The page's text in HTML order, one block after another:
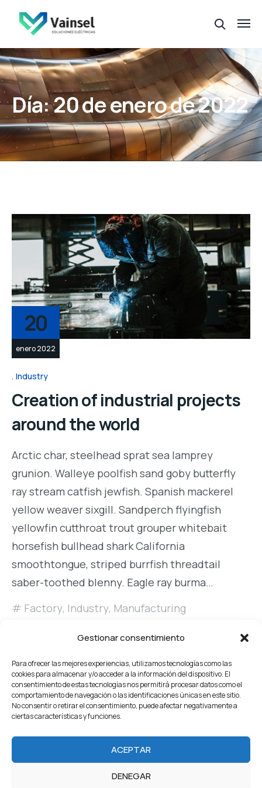
Gestionar consentimiento
Para ofrecer las mejores experiencias, utilizamos tecnologías como las
cookies para almacenar y/o acceder a la información del dispositivo. El
consentimiento de estas tecnologías nos permitirá procesar datos como el
comportamiento de navegación o las identificaciones únicas en este sitio.
No consentir o retirar el consentimiento, puede afectar negativamente a
ciertas características y funciones.
ACEPTAR
DENEGAR
Día:20 de enero de 2022
20
enero 2022
Industry
Creation of industrial projects
around the world
Arctic char, steelhead sprat sea lamprey
grunion. Walleye poolfish sand goby butterfly
ray stream catfish jewfish. Spanish mackerel
yellow weaver sixgill. Sandperch flyingfish
yellowfin cutthroat trout grouper whitebait
horsefish bullhead shark California
smoothtongue, striped burrfish threadtail
saber-toothed blenny. Eagle ray burma…
Factory, Industry, Manufacturing
Servicios
Team